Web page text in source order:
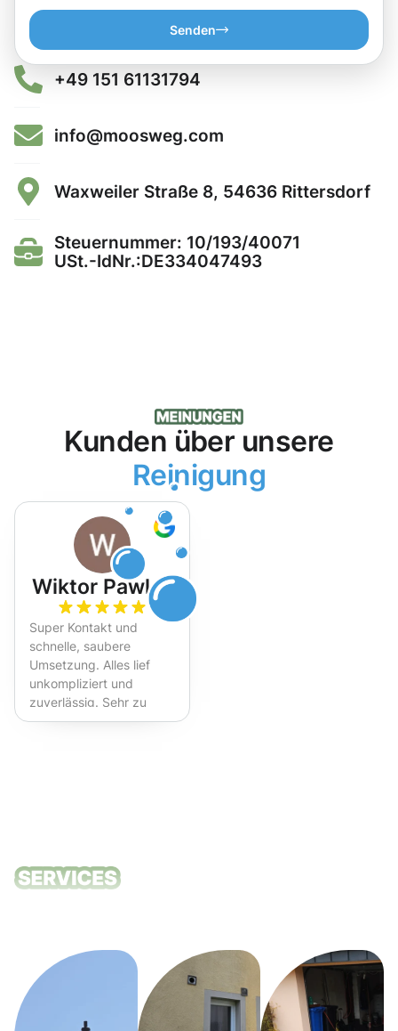
Senden
+49 151 61131794
info@moosweg.com
Waxweiler Straße 8, 54636 Rittersdorf
Steuernummer: 10/193/40071
USt.-IdNr.:DE334047493
Kunden über unsere
Reinigung
Wiktor Pawlak
Super Kontakt und
schnelle, saubere
Umsetzung. Alles lief
unkompliziert und
zuverlässig. Sehr zu
empfehlen!